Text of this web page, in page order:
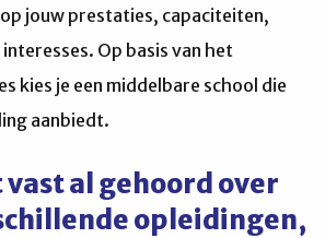
jouw prestaties, capaciteiten,
Op basis van het
kies je een middelbare school die
aanbiedt.
vast al gehoord over
opleidingen,